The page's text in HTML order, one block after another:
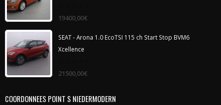
out
19400,00€
SEAT - Arona 1.0 EcoTSI 115 ch Start Stop BVM6
Xcellence
out
21500,00€
COORDONNEES POINT S NIEDERMODERN